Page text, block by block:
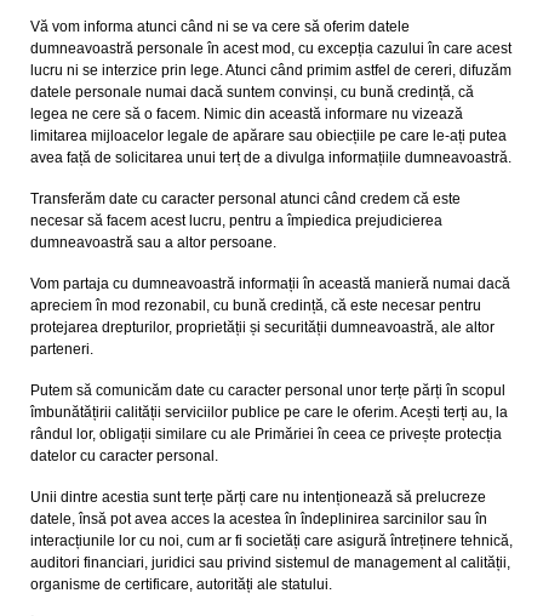
Vă vom informa atunci când ni se va cere să oferim datele
dumneavoastră personale în acest mod, cu excepția cazului în care acest
lucru ni se interzice prin lege. Atunci când primim astfel de cereri, difuzăm
datele personale numai dacă suntem convinși, cu bună credință, că
legea ne cere să o facem. Nimic din această informare nu vizează
limitarea mijloacelor legale de apărare sau obiecțiile pe care le-ați putea
avea față de solicitarea unui terț de a divulga informațiile dumneavoastră.
Transferăm date cu caracter personal atunci când credem că este
necesar să facem acest lucru, pentru a împiedica prejudicierea
dumneavoastră sau a altor persoane.
Vom partaja cu dumneavoastră informații în această manieră numai dacă
apreciem în mod rezonabil, cu bună credință, că este necesar pentru
protejarea drepturilor, proprietății și securității dumneavoastră, ale altor
parteneri.
Putem să comunicăm date cu caracter personal unor terțe părți în scopul
îmbunătățirii calității serviciilor publice pe care le oferim. Acești terți au, la
rândul lor, obligații similare cu ale Primăriei în ceea ce privește protecția
datelor cu caracter personal.
Unii dintre acestia sunt terțe părți care nu intenționează să prelucreze
datele, însă pot avea acces la acestea în îndeplinirea sarcinilor sau în
interacțiunile lor cu noi, cum ar fi societăți care asigură întreținere tehnică,
auditori financiari, juridici sau privind sistemul de management al calității,
organisme de certificare, autorități ale statului.